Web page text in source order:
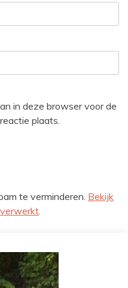
in deze browser voor de
plaats.
te verminderen. Bekijk